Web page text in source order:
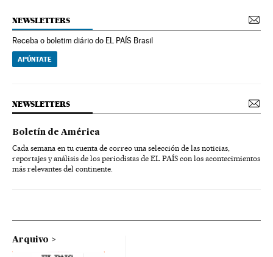
NEWSLETTERS
Receba o boletim diário do EL PAÍS Brasil
APÚNTATE
NEWSLETTERS
Boletín de América
Cada semana en tu cuenta de correo una selección de las noticias,
reportajes y análisis de los periodistas de EL PAÍS con los acontecimientos
más relevantes del continente.
Arquivo